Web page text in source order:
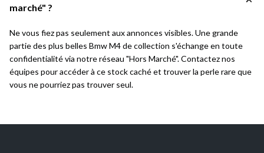
marché" ?
Ne vous fiez pas seulement aux annonces visibles. Une grande
partie des plus belles Bmw M4 de collection s'échange en toute
confidentialité via notre réseau "Hors Marché". Contactez nos
équipes pour accéder à ce stock caché et trouver la perle rare que
vous ne pourriez pas trouver seul.